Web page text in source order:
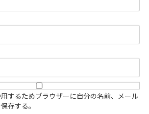
するためブラウザーに自分の名前、メール
存する。